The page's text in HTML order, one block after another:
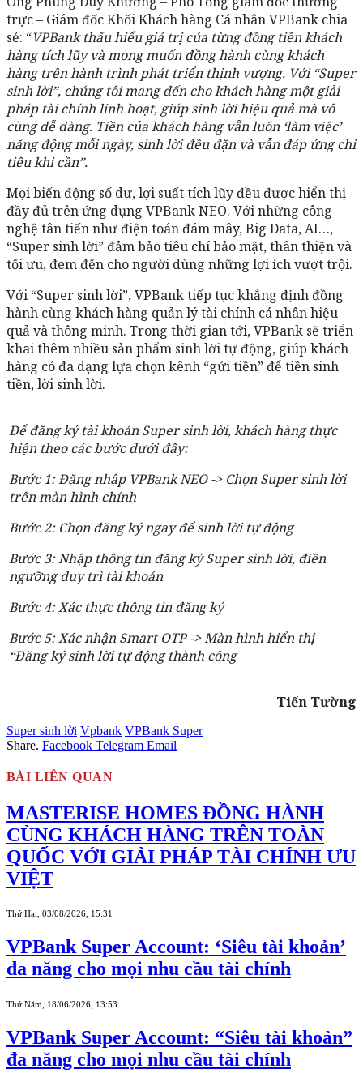
trực – Giám đốc Khối Khách hàng Cá nhân VPBank chia
sẻ: “VPBank thấu hiểu giá trị của từng đồng tiền khách
hàng tích lũy và mong muốn đồng hành cùng khách
hàng trên hành trình phát triển thịnh vượng. Với “Super
sinh lời”, chúng tôi mang đến cho khách hàng một giải
pháp tài chính linh hoạt, giúp sinh lời hiệu quả mà vô
cùng dễ dàng. Tiền của khách hàng vẫn luôn ‘làm việc’
năng động mỗi ngày, sinh lời đều đặn và vẫn đáp ứng chi
tiêu khi cần”.
Mọi biến động số dư, lợi suất tích lũy đều được hiển thị
đầy đủ trên ứng dụng VPBank NEO. Với những công
nghệ tân tiến như điện toán đám mây, Big Data, AI…,
“Super sinh lời” đảm bảo tiêu chí bảo mật, thân thiện và
tối ưu, đem đến cho người dùng những lợi ích vượt trội.
Với “Super sinh lời”, VPBank tiếp tục khẳng định đồng
hành cùng khách hàng quản lý tài chính cá nhân hiệu
quả và thông minh. Trong thời gian tới, VPBank sẽ triển
khai thêm nhiều sản phẩm sinh lời tự động, giúp khách
hàng có đa dạng lựa chọn kênh “gửi tiền” để tiền sinh
tiền, lời sinh lời.
Để đăng ký tài khoản Super sinh lời, khách hàng thực
hiện theo các bước dưới đây:
Bước 1: Đăng nhập VPBank NEO -> Chọn Super sinh lời
trên màn hình chính
Bước 2: Chọn đăng ký ngay để sinh lời tự động
Bước 3: Nhập thông tin đăng ký Super sinh lời, điền
ngưỡng duy trì tài khoản
Bước 4: Xác thực thông tin đăng ký
Bước 5: Xác nhận Smart OTP -> Màn hình hiển thị
“Đăng ký sinh lời tự động thành công
Tiến Tường
Super sinh lời Vpbank VPBank Super
Share. Facebook Telegram Email
BÀI LIÊN QUAN
MASTERISE HOMES ĐỒNG HÀNH
CÙNG KHÁCH HÀNG TRÊN TOÀN
QUỐC VỚI GIẢI PHÁP TÀI CHÍNH ƯU
VIỆT
Thứ Hai, 03/08/2026, 15:31
VPBank Super Account: ‘Siêu tài khoản’
đa năng cho mọi nhu cầu tài chính
Thứ Năm, 18/06/2026, 13:53
VPBank Super Account: “Siêu tài khoản”
đa năng cho mọi nhu cầu tài chính